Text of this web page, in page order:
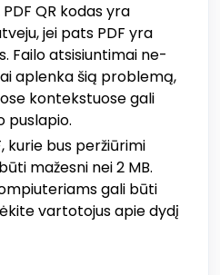
PDF QR kodas yra
jei pats PDF yra
Failo atsisiuntimai ne-
aplenka šią problemą,
kontekstuose gali
puslapio.
kurie bus peržiūrimi
mažesni nei 2 MB.
gali būti
vartotojus apie dydį